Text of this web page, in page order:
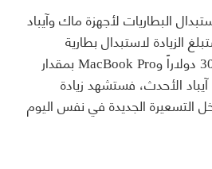
البطاريات لأجهزة ماك وآيباد
الزيادة لاستبدال بطارية
MacBook Air بمقدار 30 دولاراً وMacBook Pro بمقدار
آيباد الأحدث، فستشهد زيادة
وتدخل التسعيرة الجديدة في نفس اليوم